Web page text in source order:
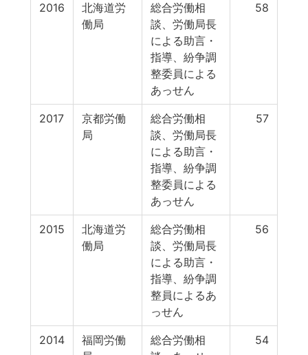
2016
北海道労
働局
総合労働相
談、労働局長
による助言・
指導、紛争調
整委員による
あっせん
58
2017
京都労働
局
総合労働相
談、労働局長
による助言・
指導、紛争調
整委員による
あっせん
57
2015
北海道労
働局
総合労働相
談、労働局長
による助言・
指導、紛争調
整員によるあ
っせん
56
2014
福岡労働
総合労働相
54